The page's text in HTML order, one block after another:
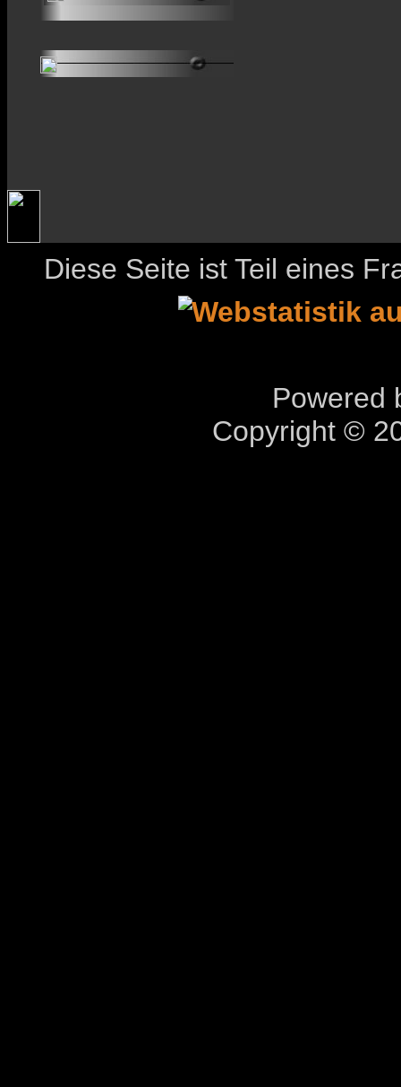
Diese Seite ist Teil eines
Powered
Copyright ©